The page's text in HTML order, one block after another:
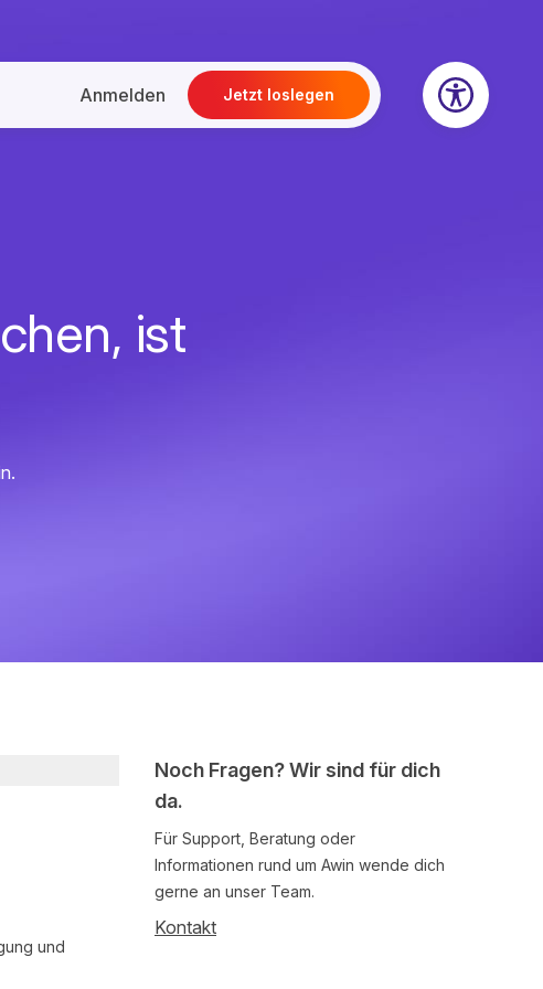
Anmelden Jetzt loslegen
ist
Noch Fragen? Wir sind für dich
da.
Für Support, Beratung oder
Informationen rund um Awin wende dich
gerne an unser Team.
Kontakt
und